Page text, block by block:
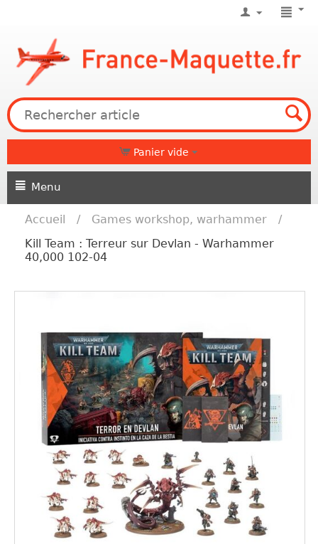
Panier vide
Menu
Accueil / Games workshop, warhammer
/
Kill Team : Terreur sur Devlan - Warhammer
40,000 102-04